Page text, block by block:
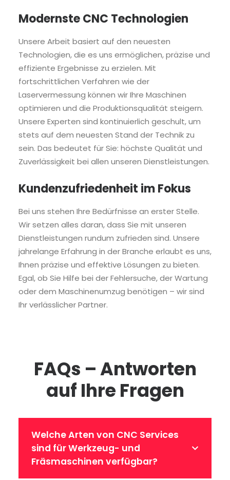
Modernste CNC Technologien
Unsere Arbeit basiert auf den neuesten
Technologien, die es uns ermöglichen, präzise und
effiziente Ergebnisse zu erzielen. Mit
fortschrittlichen Verfahren wie der
Laservermessung können wir Ihre Maschinen
optimieren und die Produktionsqualität steigern.
Unsere Experten sind kontinuierlich geschult, um
stets auf dem neuesten Stand der Technik zu
sein. Das bedeutet für Sie: höchste Qualität und
Zuverlässigkeit bei allen unseren Dienstleistungen.
Kundenzufriedenheit im Fokus
Bei uns stehen Ihre Bedürfnisse an erster Stelle.
Wir setzen alles daran, dass Sie mit unseren
Dienstleistungen rundum zufrieden sind. Unsere
jahrelange Erfahrung in der Branche erlaubt es uns,
Ihnen präzise und effektive Lösungen zu bieten.
Egal, ob Sie Hilfe bei der Fehlersuche, der Wartung
oder dem Maschinenumzug benötigen – wir sind
Ihr verlässlicher Partner.
FAQs – Antworten
auf Ihre Fragen
Welche Arten von CNC Services
sind für Werkzeug- und
Fräsmaschinen verfügbar?